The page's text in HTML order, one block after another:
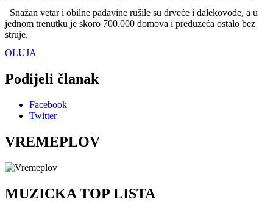
Snažan vetar i obilne padavine rušile su drveće i dalekovode, a u
jednom trenutku je skoro 700.000 domova i preduzeća ostalo bez
struje.
OLUJA
Podijeli članak
Facebook
Twitter
VREMEPLOV
MUZICKA TOP LISTA